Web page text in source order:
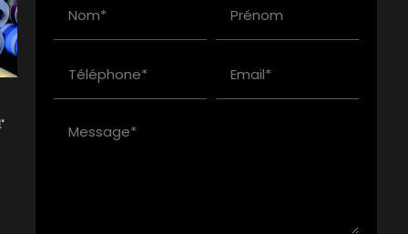
Nom* Prénom
Téléphone* Email*
Message*